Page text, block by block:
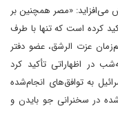
می‌افزاید:‌ «مصر همچنین بر
کرده است که تنها با طرف
عزت الرشق، عضو دفتر
در اظهاراتی تأکید کرد‌
به توافق‌های انجام‌شده
در سخنرانی جو بایدن و